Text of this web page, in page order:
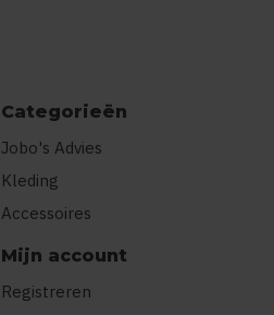
Categorieën
Jobo's Advies
Kleding
Accessoires
Mijn account
Registreren